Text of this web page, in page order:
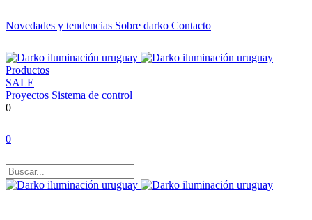
Novedades y tendencias Sobre darko Contacto
Productos
SALE
Proyectos Sistema de control
0
0